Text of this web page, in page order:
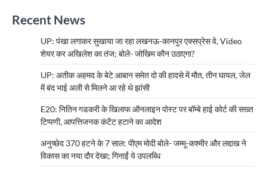
Recent News
UP: पंखा लगाकर सुखाया जा रहा लखनऊ-कानपुर एक्सप्रेस वे, Video
शेयर कर अखिलेश का तंज; बोले- जोखिम कौन उठाएगा?
UP: अतीक अहमद के बेटे आबान समेत दो की हादसे में मौत, तीन घायल, जेल
में बंद भाई अली से मिलने आ रहे थे झांसी
E20: नितिन गडकरी के खिलाफ ऑनलाइन पोस्ट पर बॉम्बे हाई कोर्ट की सख्त
टिप्पणी, आपत्तिजनक कंटेंट हटाने का आदेश
अनुच्छेद 370 हटने के 7 साल: पीएम मोदी बोले- जम्मू-कश्मीर और लद्दाख ने
विकास का नया दौर देखा; गिनाईं ये उपलब्धि